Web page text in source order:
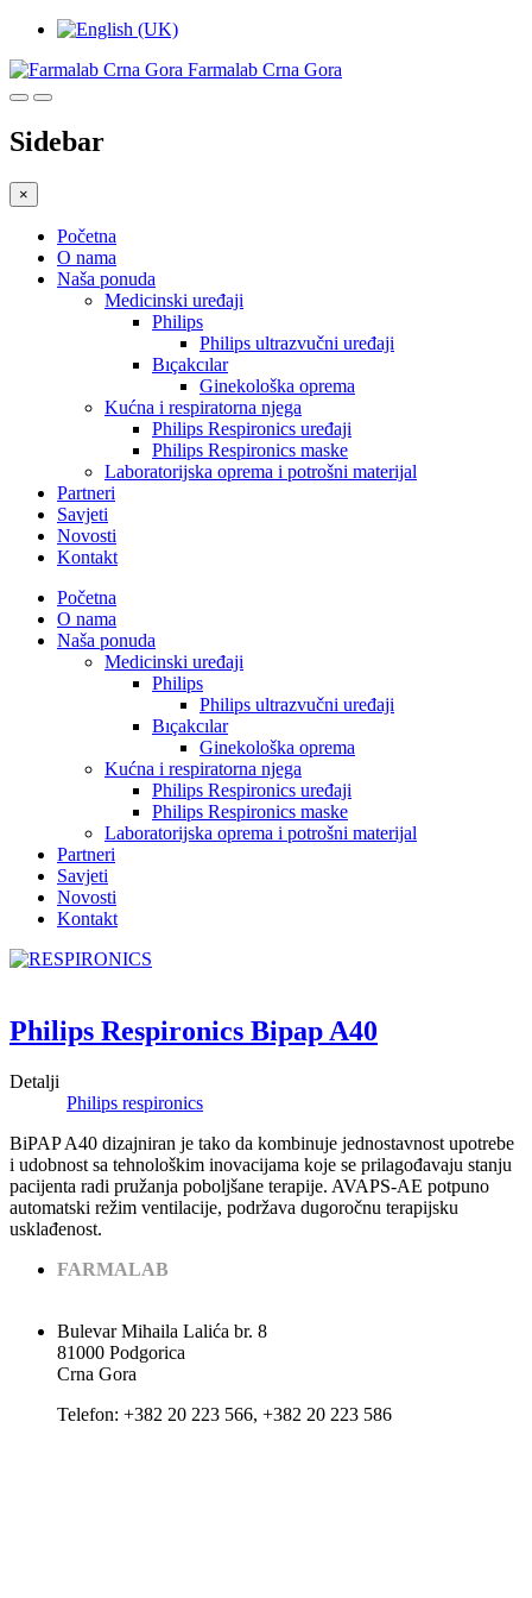
Farmalab Crna Gora
Sidebar
×
Početna
O nama
Naša ponuda
Medicinski uređaji
Philips
Philips ultrazvučni uređaji
Bıçakcılar
Ginekološka oprema
Kućna i respiratorna njega
Philips Respironics uređaji
Philips Respironics maske
Laboratorijska oprema i potrošni materijal
Partneri
Savjeti
Novosti
Kontakt
Početna
O nama
Naša ponuda
Medicinski uređaji
Philips
Philips ultrazvučni uređaji
Bıçakcılar
Ginekološka oprema
Kućna i respiratorna njega
Philips Respironics uređaji
Philips Respironics maske
Laboratorijska oprema i potrošni materijal
Partneri
Savjeti
Novosti
Kontakt
Philips Respironics Bipap A40
Detalji
Philips respironics
BiPAP A40 dizajniran je tako da kombinuje jednostavnost upotrebe
i udobnost sa tehnološkim inovacijama koje se prilagođavaju stanju
pacijenta radi pružanja poboljšane terapije. AVAPS-AE potpuno
automatski režim ventilacije, podržava dugoročnu terapijsku
usklađenost.
FARMALAB
Bulevar Mihaila Lalića br. 8
81000 Podgorica
Crna Gora
Теlеfоn: +382 20 223 566, +382 20 223 586